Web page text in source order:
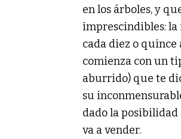
en los árboles, y
imprescindibles: la
cada diez o quince
comienza con un
aburrido) que te
su
dado la posibilidad
va a vender.